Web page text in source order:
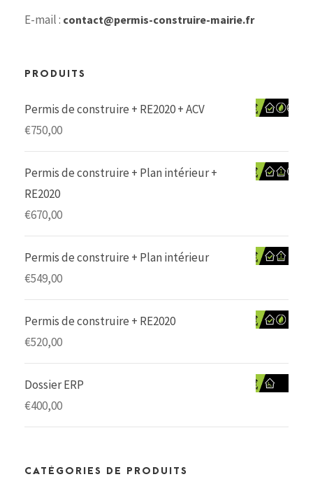
E-mail : contact@permis-construire-mairie.fr
PRODUITS
Permis de construire + RE2020 + ACV
€750,00
Permis de construire + Plan intérieur +
RE2020
€670,00
Permis de construire + Plan intérieur
€549,00
Permis de construire + RE2020
€520,00
Dossier ERP
€400,00
CATÉGORIES DE PRODUITS